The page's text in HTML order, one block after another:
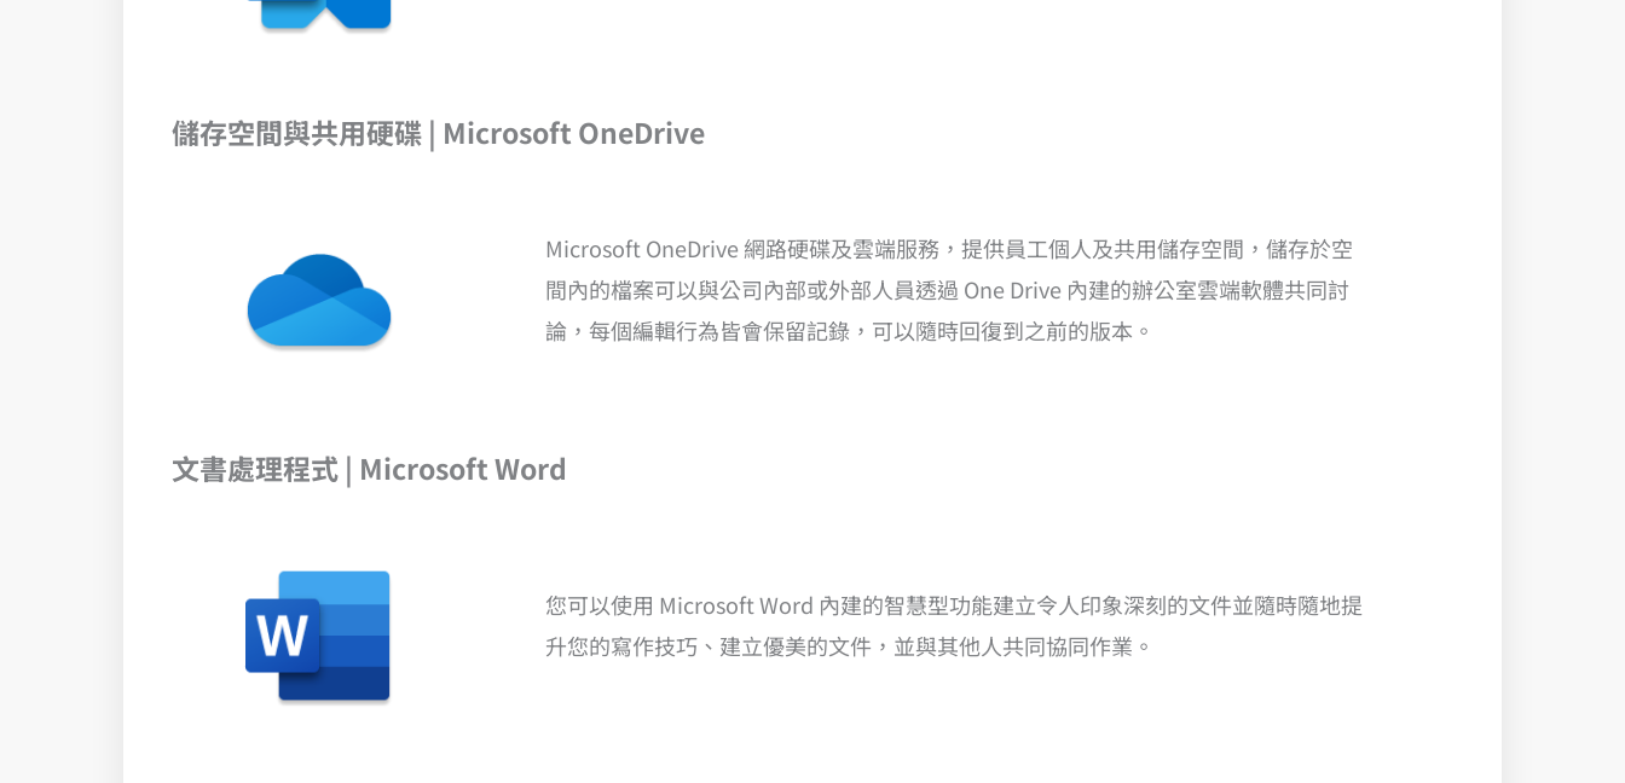
儲存空間與共用硬碟 | Microsoft OneDrive
Microsoft OneDrive 網路硬碟及雲端服務，提供員工個人及共用儲存空間，儲存於空
間內的檔案可以與公司內部或外部人員透過 One Drive 內建的辦公室雲端軟體共同討
論，每個編輯行為皆會保留記錄，可以隨時回復到之前的版本。
文書處理程式 | Microsoft Word
您可以使用 Microsoft Word 內建的智慧型功能建立令人印象深刻的文件並隨時隨地提
升您的寫作技巧、建立優美的文件，並與其他人共同協同作業。